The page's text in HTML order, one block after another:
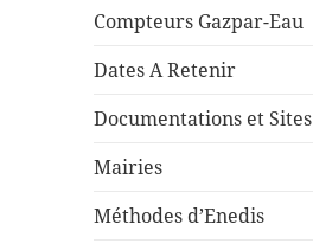
Compteurs Gazpar-Eau
Dates A Retenir
Documentations et Sites
Mairies
Méthodes d’Enedis